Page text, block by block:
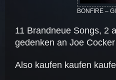
BONFIRE –
11 Brandneue Songs, 2
gedenken an Joe Cocker
Also kaufen kaufen